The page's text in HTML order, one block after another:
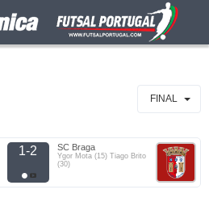
FINAL
1-2 SC Braga
Ygor Mota (15) Tiago Brito
(30)